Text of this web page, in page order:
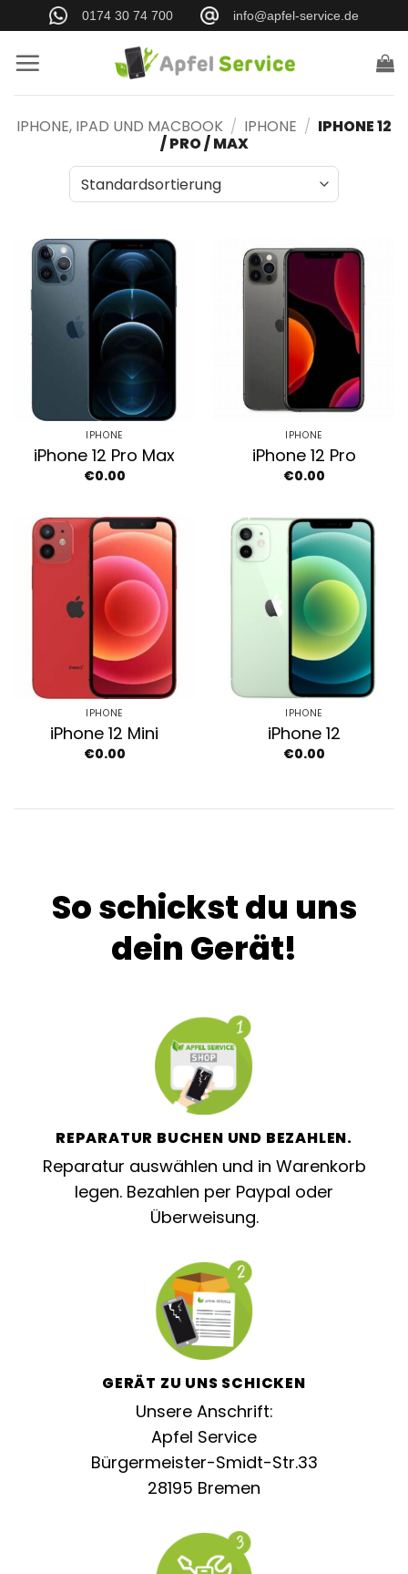
Inhalt
springen
0174 30 74 700 info@apfel-service.de
IPHONE, IPAD UND MACBOOK / IPHONE / IPHONE 12
/ PRO / MAX
IPHONE
iPhone 12 Pro Max
€0.00
IPHONE
iPhone 12 Pro
€0.00
IPHONE
iPhone 12 Mini
€0.00
IPHONE
iPhone 12
€0.00
So schickst du uns
dein Gerät!
REPARATUR BUCHEN UND BEZAHLEN.
Reparatur auswählen und in Warenkorb
legen. Bezahlen per Paypal oder
Überweisung.
GERÄT ZU UNS SCHICKEN
Unsere Anschrift:
Apfel Service
Bürgermeister-Smidt-Str.33
28195 Bremen